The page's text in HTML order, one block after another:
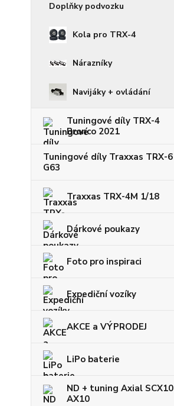
Doplňky podvozku
Kola pro TRX-4
Nárazníky
Navijáky + ovládání
Tuningové díly TRX-4
Bronco 2021
Tuningové díly Traxxas TRX-6
G63
Traxxas TRX-4M 1/18
Dárkové poukazy
Foto pro inspiraci
Expediční vozíky
AKCE a VÝPRODEJ
LiPo baterie
ND + tuning Axial SCX10
AX10